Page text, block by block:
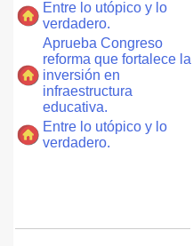
Entre lo utópico y lo
verdadero.
Aprueba Congreso
reforma que fortalece la
inversión en
infraestructura
educativa.
Entre lo utópico y lo
verdadero.